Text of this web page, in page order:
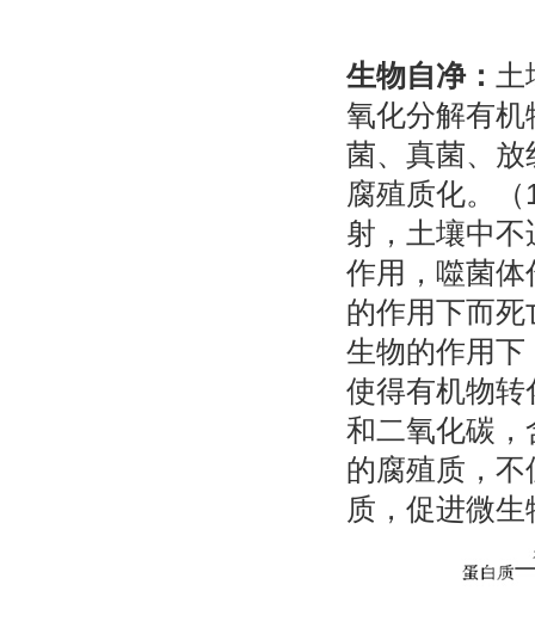
生物自净： 土
氧化分解有
菌、真菌、
腐殖质化。
射，土壤中
作用，噬菌
的作用下而
生物的作用
使得有机物
和二氧化碳
的腐殖质，
质，促进微